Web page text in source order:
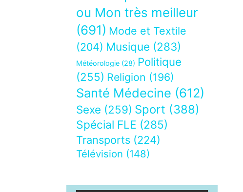
ou Mon très meilleur
(691) Mode et Textile
(204) Musique (283)
Météorologie (28) Politique
(255) Religion (196)
Santé Médecine (612)
Sexe (259) Sport (388)
Spécial FLE (285)
Transports (224)
Télévision (148)